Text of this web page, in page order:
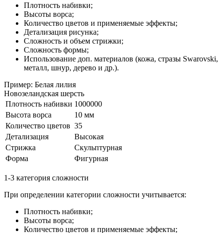
Плотность набивки;
Высоты ворса;
Количество цветов и применяемые эффекты;
Детализация рисунка;
Сложность и объем стрижки;
Сложность формы;
Использование доп. материалов (кожа, стразы Swarovski,
металл, шнур, дерево и др.).
Пример: Белая лилия
Новозеландская шерсть
Плотность набивки 1000000
Высота ворса
10 мм
Количество цветов 35
Детализация
Высокая
Стрижка
Скульптурная
Форма
Фигурная
1-3 категория сложности
При определении категории сложности учитывается:
Плотность набивки;
Высоты ворса;
Количество цветов и применяемые эффекты;